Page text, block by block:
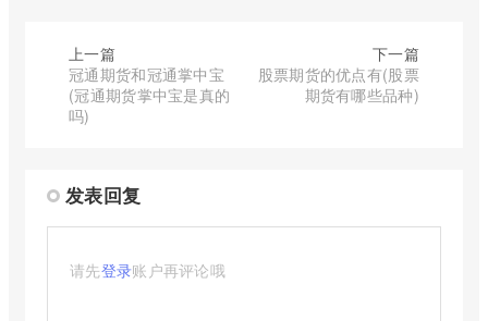
上一篇
冠通期货和冠通掌中宝
(冠通期货掌中宝是真的
吗)
下一篇
股票期货的优点有(股票
期货有哪些品种)
发表回复
请先登录账户再评论哦